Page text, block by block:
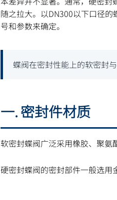
随之拉大。以DN300以下口径
号和参数来确定。
蝶阀在密封性能上的软密封
一. 密封件材质
软密封蝶阀广泛采用橡胶、聚氨
硬密封蝶阀的密封部件一般选用